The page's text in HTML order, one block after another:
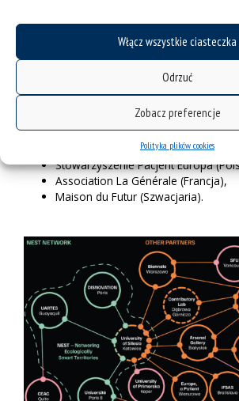
Włącz wszystkie ciasteczka
Odrzuć
Zobacz preferencje
Polityka plików cookies
Fundacja „Pracownia
Fundacja „Grupa Robocza” (Polska),
Fundacja Biennale Warszawa
Museum of Contemporary Art
Stowarzyszenie Pacjent Europa
Association La Générale (Francja),
Maison du Futur (Szwacjaria).